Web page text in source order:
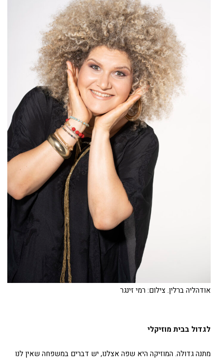
אודהליה ברלין. צילום: רמי זינגר
לגדול בבית מוזיקלי
מתנה גדולה. המוזיקה היא שפה אצלנו, יש דברים במשפחה שאין לנו